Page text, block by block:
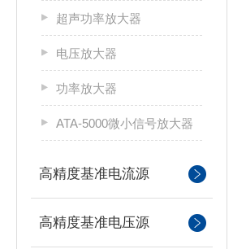
超声功率放大器
电压放大器
功率放大器
ATA-5000微小信号放大器
高精度基准电流源
高精度基准电压源